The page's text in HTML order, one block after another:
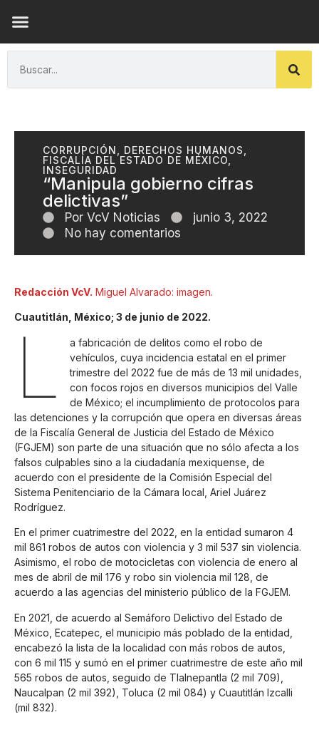
CORRUPCIÓN DERECHOS HUMANOS
FISCALÍA DEL ESTADO DE MÉXICO
INSEGURIDAD
“Manipula gobierno cifras
delictivas”
Por VcV Noticias
junio 3, 2022
No hay comentarios
Redacción VcV. Miguel Alvarado: imagen.
Cuautitlán, México; 3 de junio de 2022.
L
a fabricación de delitos como el robo de
vehículos, cuya incidencia estatal en el primer
trimestre del 2022 fue de más de 13 mil unidades,
con focos rojos en diversos municipios del Valle
de México; el incumplimiento de protocolos para
las detenciones y la corrupción que opera en diversas áreas
de la Fiscalía General de Justicia del Estado de México
(FGJEM) son parte de una situación que no sólo afecta a los
falsos culpables sino a la ciudadanía mexiquense, de
acuerdo con el presidente de la Comisión Especial del
Sistema Penitenciario de la Cámara local, Ariel Juárez
Rodríguez.
En el primer cuatrimestre del 2022, en la entidad sumaron 4
mil 861 robos de autos con violencia y 3 mil 537 sin violencia.
Asimismo, el robo de motocicletas con violencia de enero al
mes de abril de mil 176 y robo sin violencia mil 128, de
acuerdo a las agencias del ministerio público de la FGJEM.
En 2021, de acuerdo al Semáforo Delictivo del Estado de
México, Ecatepec, el municipio más poblado de la entidad,
encabezó la lista de la localidad con más robos de autos,
con 6 mil 115 y sumó en el primer cuatrimestre de este año mil
565 robos de autos, seguido de Tlalnepantla (2 mil 709),
Naucalpan (2 mil 392), Toluca (2 mil 084) y Cuautitlán Izcalli
(mil 832).